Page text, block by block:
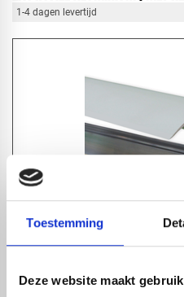
Toestemming
Deze website maakt
1-4 dagen levertijd
1-4 dagen levertijd